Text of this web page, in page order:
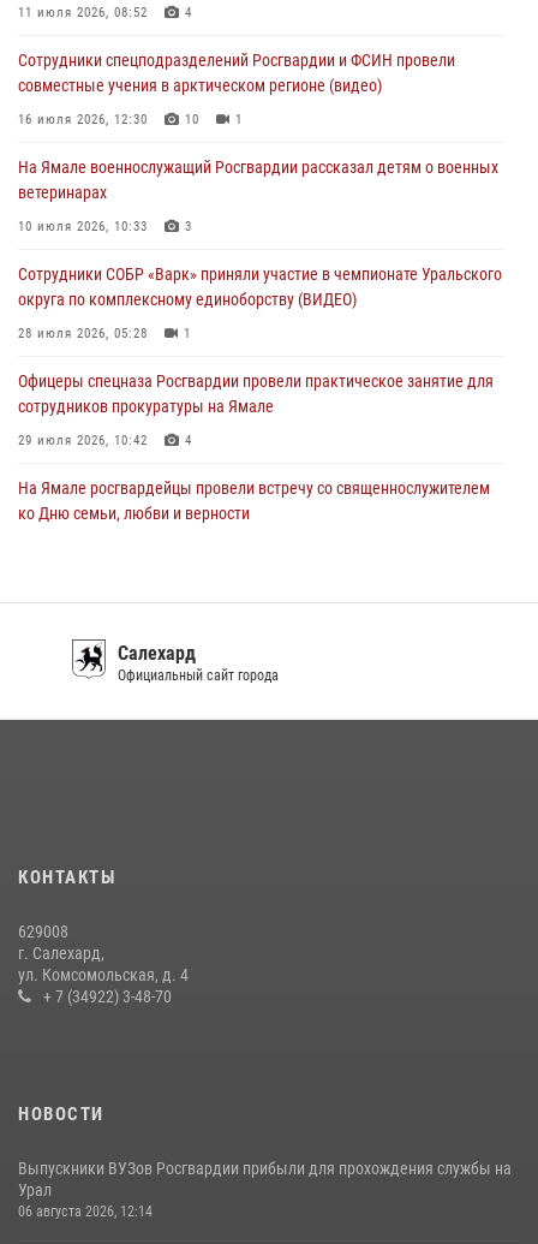
В Уральском округе Росгвардии состоялось заседание
29 июля 2026, 10:39
Сотрудники СОБР «Варк» приняли участие в чемпионате Уральского
На Полярном круге Росгвардия обеспечила безопасность турнира
27 июля 2026, 09:04
11 июля 2026, 08:52 4
Сотрудники спецподразделений Росгвардии и ФСИН провели
совместные учения в арктическом регионе (видео)
16 июля 2026, 12:30 10 1
На Ямале военнослужащий Росгвардии рассказал детям о военных
ветеринарах
10 июля 2026, 10:33 3
Сотрудники СОБР «Варк» приняли участие в чемпионате Уральского
округа по комплексному единоборству (ВИДЕО)
28 июля 2026, 05:28 1
Офицеры спецназа Росгвардии провели практическое занятие для
сотрудников прокуратуры на Ямале
29 июля 2026, 10:42 4
На Ямале росгвардейцы провели встречу со священнослужителем
ко Дню семьи, любви и верности
«Каникулы с Росгвардией» продолжаются на Ямале
14 июля 2026, 06:53
Салехард
Официальный сайт города
КОНТАКТЫ
629008
г. Салехард,
ул. Комсомольская, д. 4
+ 7 (34922) 3-48-70
НОВОСТИ
Выпускники ВУЗов Росгвардии прибыли для прохождения службы на
Урал
06 августа 2026, 12:14